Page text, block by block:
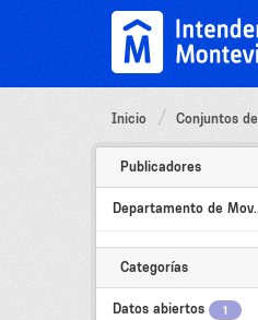
Inicio Conjuntos
Publicadores
Departamento de
Categorías
Datos abiertos 1